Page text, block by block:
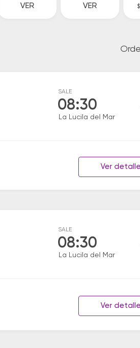
VER VER $
SALE
08:30
La Lucila del Mar
Ver
SALE
08:30
La Lucila del Mar
Ver